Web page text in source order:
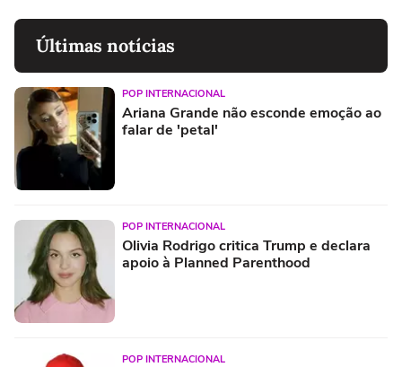
Últimas notícias
POP INTERNACIONAL
Ariana Grande não esconde emoção ao
falar de 'petal'
POP INTERNACIONAL
Olivia Rodrigo critica Trump e declara
apoio à Planned Parenthood
POP INTERNACIONAL